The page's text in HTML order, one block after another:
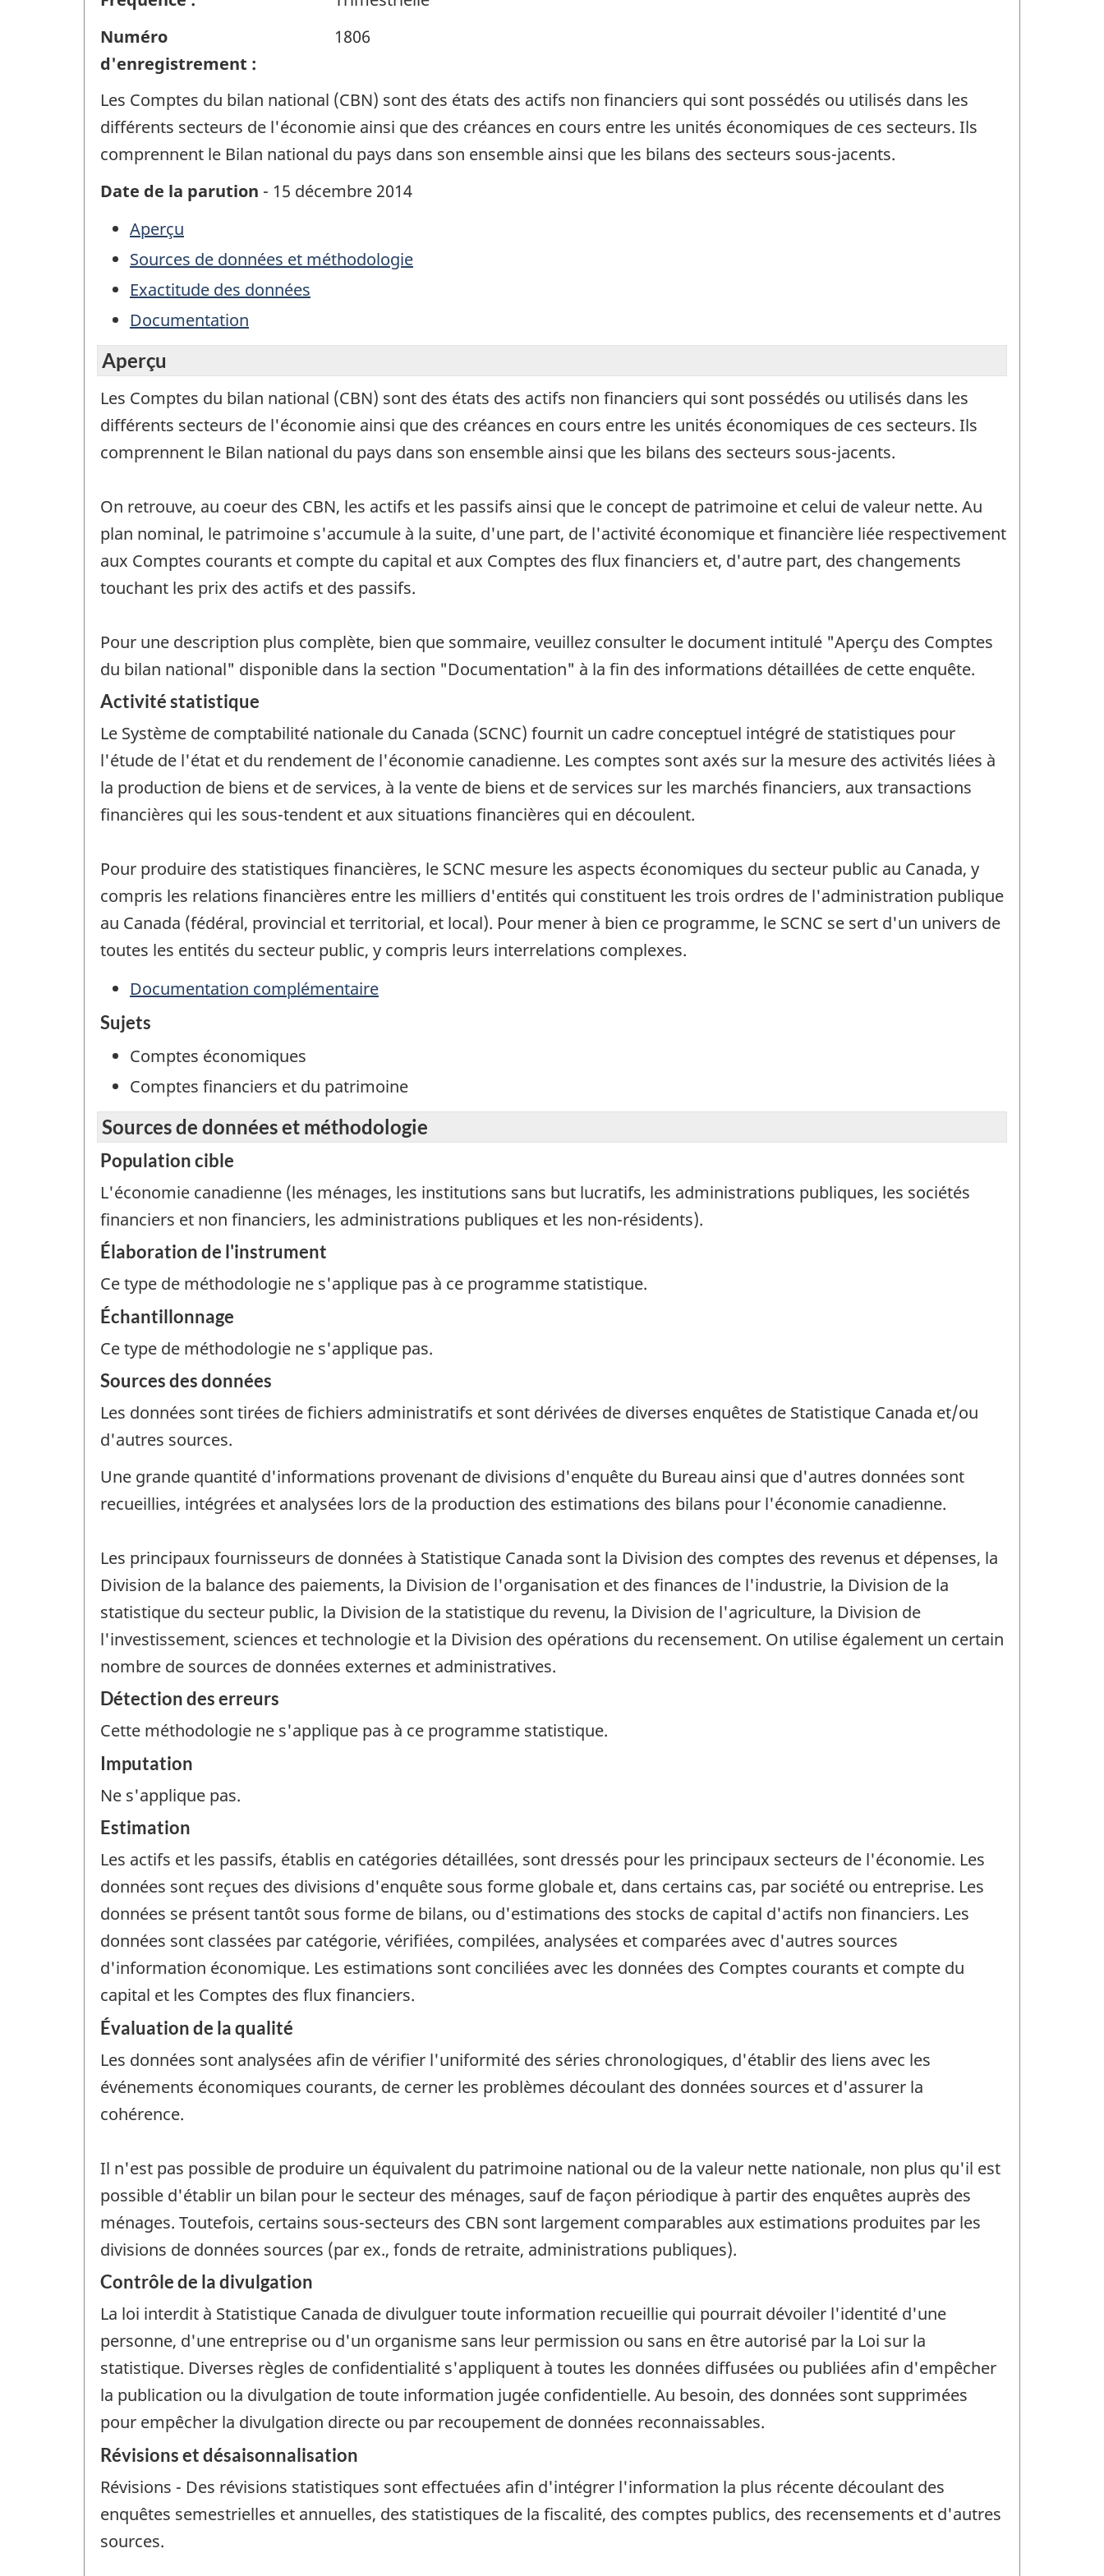
Numéro
d'enregistrement :
1806
Les Comptes du bilan national (CBN) sont des états des actifs non financiers qui sont possédés ou utilisés dans les
différents secteurs de l'économie ainsi que des créances en cours entre les unités économiques de ces secteurs. Ils
comprennent le Bilan national du pays dans son ensemble ainsi que les bilans des secteurs sous-jacents.
Date de la parution - 15 décembre 2014
Aperçu
Sources de données et méthodologie
Exactitude des données
Documentation
Aperçu
Les Comptes du bilan national (CBN) sont des états des actifs non financiers qui sont possédés ou utilisés dans les
différents secteurs de l'économie ainsi que des créances en cours entre les unités économiques de ces secteurs. Ils
comprennent le Bilan national du pays dans son ensemble ainsi que les bilans des secteurs sous-jacents.
On retrouve, au coeur des CBN, les actifs et les passifs ainsi que le concept de patrimoine et celui de valeur nette. Au
plan nominal, le patrimoine s'accumule à la suite, d'une part, de l'activité économique et financière liée respectivement
aux Comptes courants et compte du capital et aux Comptes des flux financiers et, d'autre part, des changements
touchant les prix des actifs et des passifs.
Pour une description plus complète, bien que sommaire, veuillez consulter le document intitulé "Aperçu des Comptes
du bilan national" disponible dans la section "Documentation" à la fin des informations détaillées de cette enquête.
Activité statistique
Le Système de comptabilité nationale du Canada (SCNC) fournit un cadre conceptuel intégré de statistiques pour
l'étude de l'état et du rendement de l'économie canadienne. Les comptes sont axés sur la mesure des activités liées à
la production de biens et de services, à la vente de biens et de services sur les marchés financiers, aux transactions
financières qui les sous-tendent et aux situations financières qui en découlent.
Pour produire des statistiques financières, le SCNC mesure les aspects économiques du secteur public au Canada, y
compris les relations financières entre les milliers d'entités qui constituent les trois ordres de l'administration publique
au Canada (fédéral, provincial et territorial, et local). Pour mener à bien ce programme, le SCNC se sert d'un univers de
toutes les entités du secteur public, y compris leurs interrelations complexes.
Documentation complémentaire
Sujets
Comptes économiques
Comptes financiers et du patrimoine
Sources de données et méthodologie
Population cible
L'économie canadienne (les ménages, les institutions sans but lucratifs, les administrations publiques, les sociétés
financiers et non financiers, les administrations publiques et les non-résidents).
Élaboration de l'instrument
Ce type de méthodologie ne s'applique pas à ce programme statistique.
Échantillonnage
Ce type de méthodologie ne s'applique pas.
Sources des données
Les données sont tirées de fichiers administratifs et sont dérivées de diverses enquêtes de Statistique Canada et/ou
d'autres sources.
Une grande quantité d'informations provenant de divisions d'enquête du Bureau ainsi que d'autres données sont
recueillies, intégrées et analysées lors de la production des estimations des bilans pour l'économie canadienne.
Les principaux fournisseurs de données à Statistique Canada sont la Division des comptes des revenus et dépenses, la
Division de la balance des paiements, la Division de l'organisation et des finances de l'industrie, la Division de la
statistique du secteur public, la Division de la statistique du revenu, la Division de l'agriculture, la Division de
l'investissement, sciences et technologie et la Division des opérations du recensement. On utilise également un certain
nombre de sources de données externes et administratives.
Détection des erreurs
Cette méthodologie ne s'applique pas à ce programme statistique.
Imputation
Ne s'applique pas.
Estimation
Les actifs et les passifs, établis en catégories détaillées, sont dressés pour les principaux secteurs de l'économie. Les
données sont reçues des divisions d'enquête sous forme globale et, dans certains cas, par société ou entreprise. Les
données se présent tantôt sous forme de bilans, ou d'estimations des stocks de capital d'actifs non financiers. Les
données sont classées par catégorie, vérifiées, compilées, analysées et comparées avec d'autres sources
d'information économique. Les estimations sont conciliées avec les données des Comptes courants et compte du
capital et les Comptes des flux financiers.
Évaluation de la qualité
Les données sont analysées afin de vérifier l'uniformité des séries chronologiques, d'établir des liens avec les
événements économiques courants, de cerner les problèmes découlant des données sources et d'assurer la
cohérence.
Il n'est pas possible de produire un équivalent du patrimoine national ou de la valeur nette nationale, non plus qu'il est
possible d'établir un bilan pour le secteur des ménages, sauf de façon périodique à partir des enquêtes auprès des
ménages. Toutefois, certains sous-secteurs des CBN sont largement comparables aux estimations produites par les
divisions de données sources (par ex., fonds de retraite, administrations publiques).
Contrôle de la divulgation
La loi interdit à Statistique Canada de divulguer toute information recueillie qui pourrait dévoiler l'identité d'une
personne, d'une entreprise ou d'un organisme sans leur permission ou sans en être autorisé par la Loi sur la
statistique. Diverses règles de confidentialité s'appliquent à toutes les données diffusées ou publiées afin d'empêcher
la publication ou la divulgation de toute information jugée confidentielle. Au besoin, des données sont supprimées
pour empêcher la divulgation directe ou par recoupement de données reconnaissables.
Révisions et désaisonnalisation
Révisions - Des révisions statistiques sont effectuées afin d'intégrer l'information la plus récente découlant des
enquêtes semestrielles et annuelles, des statistiques de la fiscalité, des comptes publics, des recensements et d'autres
sources.